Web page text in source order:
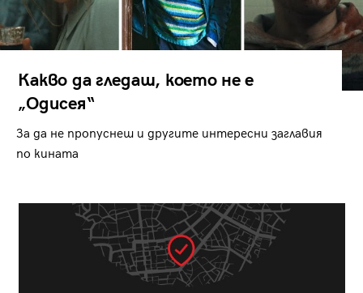
Какво да гледаш, което не е
„Одисея“
За да не пропуснеш и другите интересни заглавия
по кината